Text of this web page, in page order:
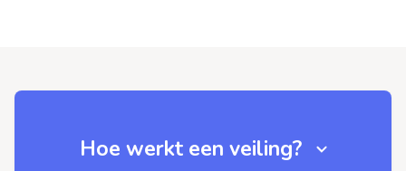
Hoe werkt een veiling?